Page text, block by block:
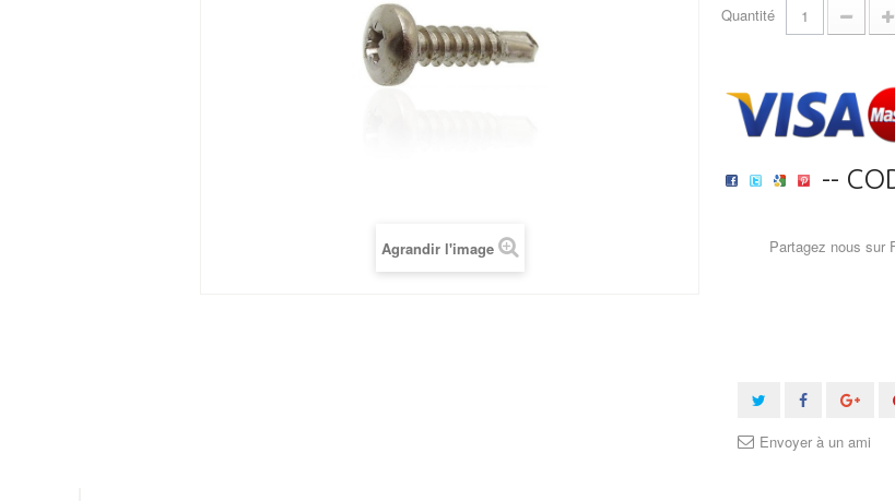
Agrandir l'image
Quantité
--
Partagez nous sur
Envoyer à un ami